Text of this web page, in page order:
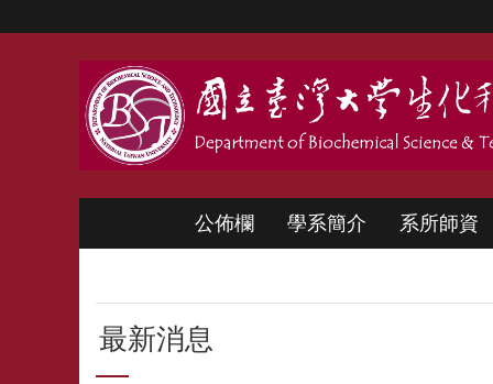
公佈欄 學系簡介 系所師資
最新消息